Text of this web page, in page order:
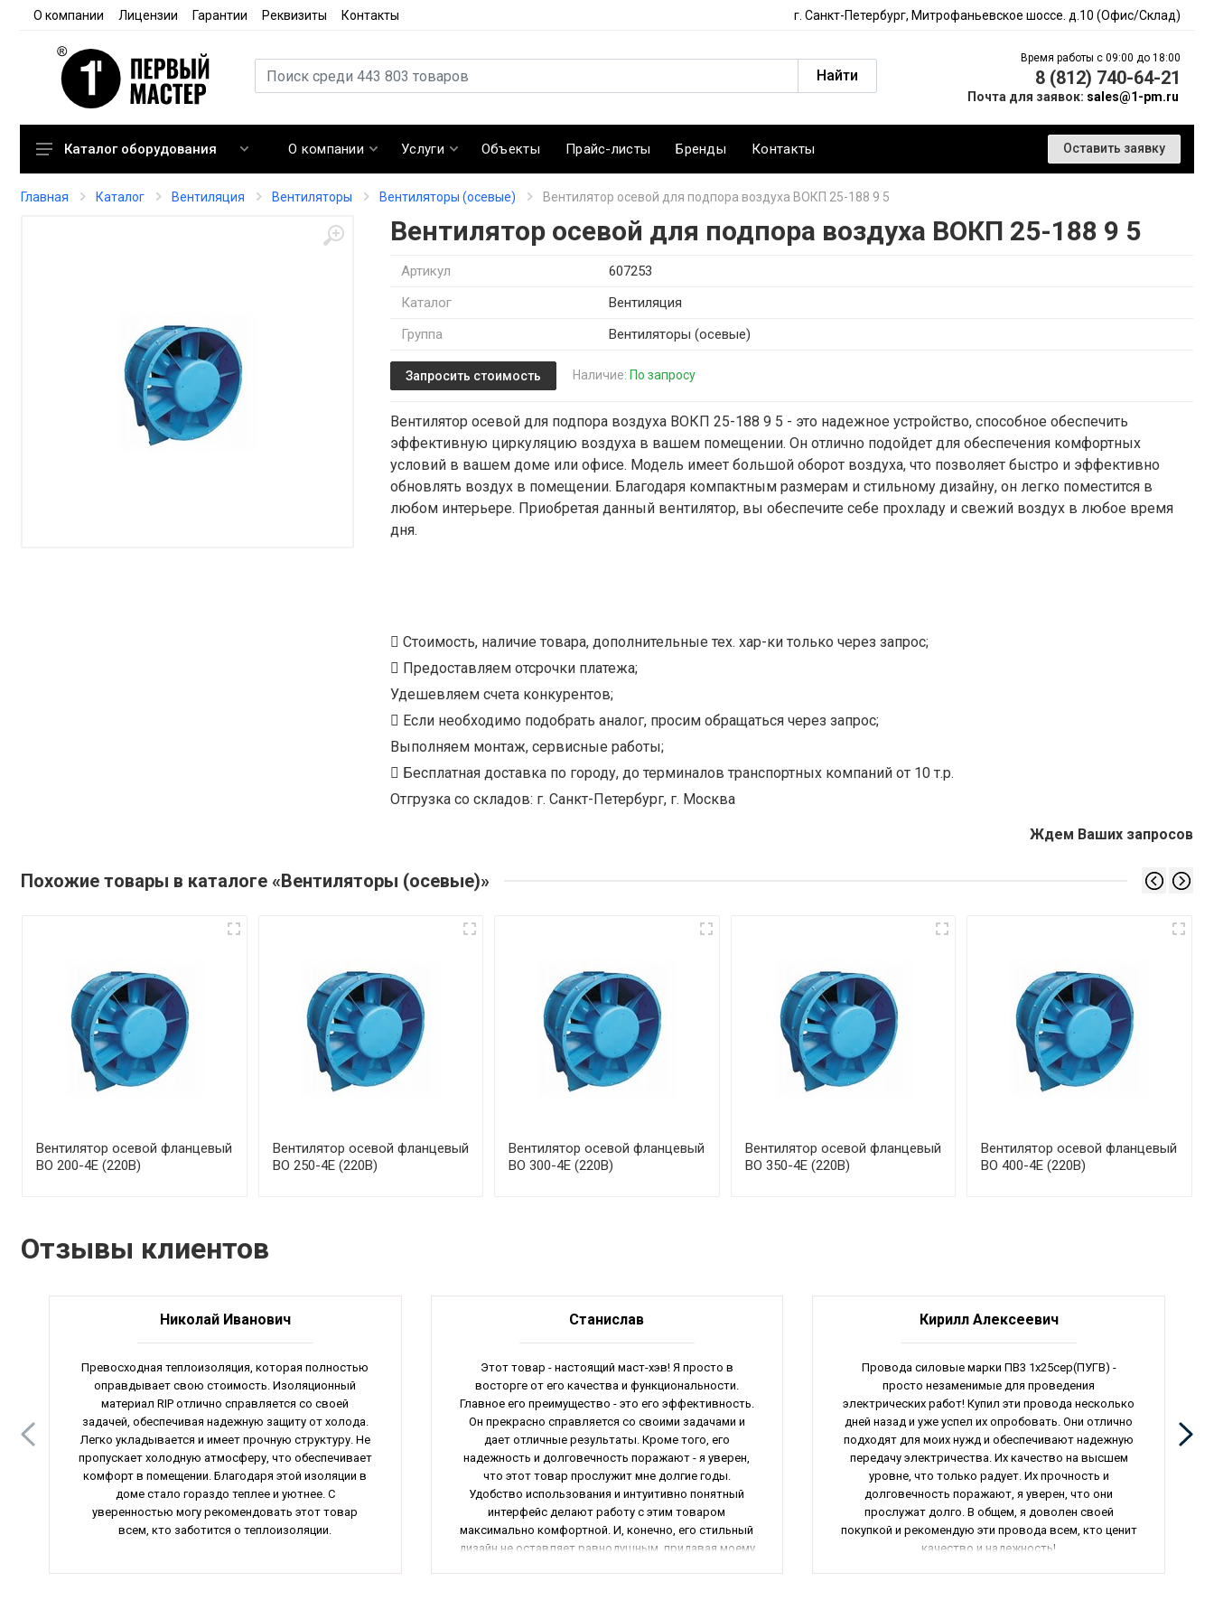
О компании Лицензии Гарантии Реквизиты Контакты г. Санкт-Петербург, Митрофаньевское шоссе. д.10 (Офис/Склад)
Найти
Время работы с 09:00 до 18:00
8 (812) 740-64-21
Почта для заявок: sales@1-pm.ru
Кондиционирование
Расходные материалы
Каталог оборудования О компании Услуги Объекты Прайс-листы Бренды Контакты Оставить заявку
Главная Каталог Вентиляция Вентиляторы Вентиляторы (осевые) Вентилятор осевой для подпора воздуха ВОКП 25-188 9 5
Вентилятор осевой для подпора воздуха ВОКП 25-188 9 5
Артикул
607253
Каталог
Вентиляция
Группа
Вентиляторы (осевые)
Запросить стоимость Наличие: По запросу
Вентилятор осевой для подпора воздуха ВОКП 25-188 9 5 - это надежное устройство, способное обеспечить
эффективную циркуляцию воздуха в вашем помещении. Он отлично подойдет для обеспечения комфортных
условий в вашем доме или офисе. Модель имеет большой оборот воздуха, что позволяет быстро и эффективно
обновлять воздух в помещении. Благодаря компактным размерам и стильному дизайну, он легко поместится в
любом интерьере. Приобретая данный вентилятор, вы обеспечите себе прохладу и свежий воздух в любое время
дня.
Стоимость, наличие товара, дополнительные тех. хар-ки только через запрос;
Предоставляем отсрочки платежа;
Удешевляем счета конкурентов;
Если необходимо подобрать аналог, просим обращаться через запрос;
Выполняем монтаж, сервисные работы;
Бесплатная доставка по городу, до терминалов транспортных компаний от 10 т.р.
Отгрузка со складов: г. Санкт-Петербург, г. Москва
Ждем Ваших запросов
Похожие товары в каталоге «Вентиляторы (осевые)»
Вентилятор осевой фланцевый
ВО 200-4Е (220В)
Вентилятор осевой фланцевый
ВО 250-4Е (220В)
Вентилятор осевой фланцевый
ВО 300-4Е (220В)
Вентилятор осевой фланцевый
ВО 350-4Е (220В)
Вентилятор осевой фланцевый
ВО 400-4Е (220В)
Отзывы клиентов
Николай Иванович
Превосходная теплоизоляция, которая полностью
оправдывает свою стоимость. Изоляционный
материал RIP отлично справляется со своей
задачей, обеспечивая надежную защиту от холода.
Легко укладывается и имеет прочную структуру. Не
пропускает холодную атмосферу, что обеспечивает
комфорт в помещении. Благодаря этой изоляции в
доме стало гораздо теплее и уютнее. С
уверенностью могу рекомендовать этот товар
всем, кто заботится о теплоизоляции.
Станислав
Этот товар - настоящий маст-хэв! Я просто в
восторге от его качества и функциональности.
Главное его преимущество - это его эффективность.
Он прекрасно справляется со своими задачами и
дает отличные результаты. Кроме того, его
надежность и долговечность поражают - я уверен,
что этот товар прослужит мне долгие годы.
Удобство использования и интуитивно понятный
интерфейс делают работу с этим товаром
максимально комфортной. И, конечно, его стильный
дизайн не оставляет равнодушным, придавая моему
Кирилл Алексеевич
Провода силовые марки ПВ3 1х25сер(ПУГВ) -
просто незаменимые для проведения
электрических работ! Купил эти провода несколько
дней назад и уже успел их опробовать. Они отлично
подходят для моих нужд и обеспечивают надежную
передачу электричества. Их качество на высшем
уровне, что только радует. Их прочность и
долговечность поражают, я уверен, что они
прослужат долго. В общем, я доволен своей
покупкой и рекомендую эти провода всем, кто ценит
качество и надежность!